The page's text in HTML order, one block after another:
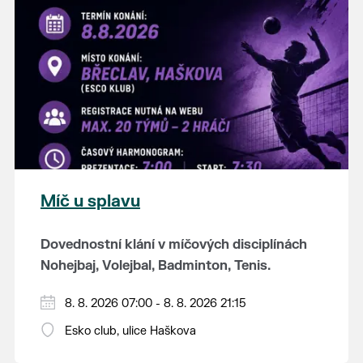
K tanci a poslechu bude hrát DH
Lanžhotčané.
Těšíme se na Vás!
Míč u splavu
Dovednostní klání v míčových disciplínách
Nohejbaj, Volejbal, Badminton, Tenis.
Zúčastnit se může max. 20 dvojčlenných
týmů - každý tým si zahraje min. 4 západy od
8. 8. 2026 07:00 - 8. 8. 2026 21:15
Esko club, ulice Haškova